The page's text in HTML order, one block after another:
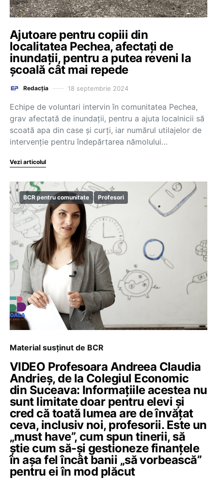
Ajutoare pentru copiii din
localitatea Pechea, afectați de
inundații, pentru a putea reveni la
școală cât mai repede
Redacția 18 septembrie 2024
Echipe de voluntari intervin în comunitatea Pechea,
grav afectată de inundații, pentru a ajuta localnicii să
scoată apa din case și curți, iar numărul utilajelor de
intervenție pentru îndepărtarea nămolului…
Vezi articolul
BCR pentru comunitate Profesori
Material susținut de BCR
VIDEO Profesoara Andreea Claudia
Andrieș, de la Colegiul Economic
din Suceava: Informațiile acestea nu
sunt limitate doar pentru elevi și
cred că toată lumea are de învățat
ceva, inclusiv noi, profesorii. Este un
„must have”, cum spun tinerii, să
știe cum să-și gestioneze finanțele
în așa fel încât banii „să vorbească”
pentru ei în mod plăcut